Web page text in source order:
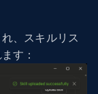
、スキルリス
す：